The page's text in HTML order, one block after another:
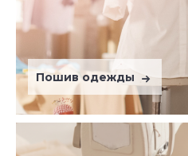
Пошив одежды